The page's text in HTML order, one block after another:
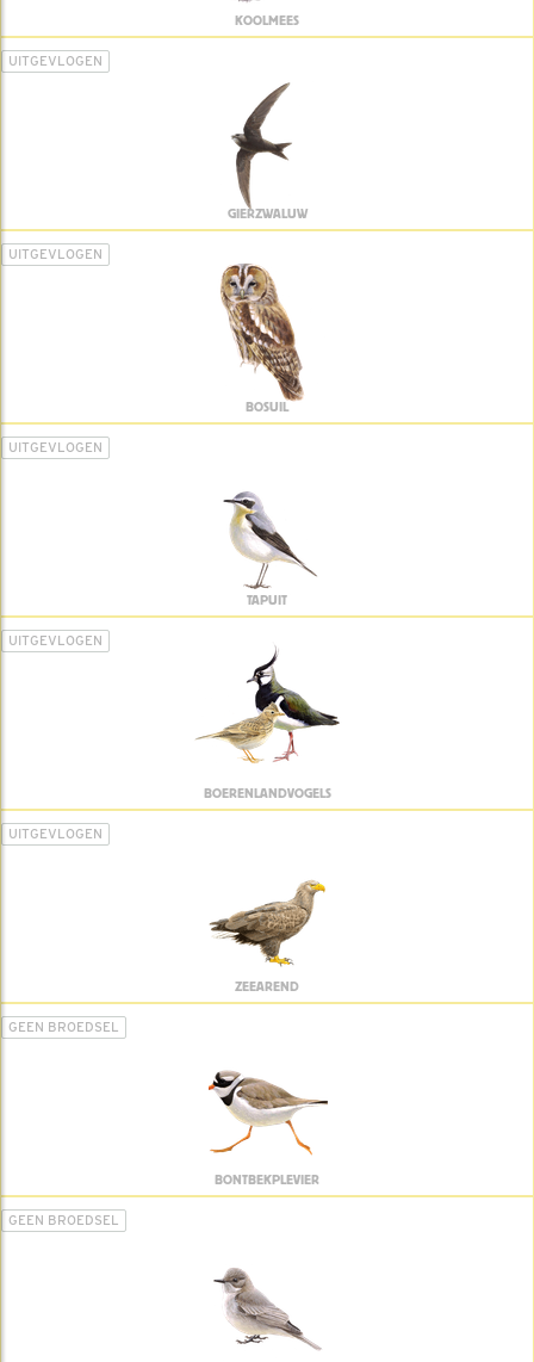
KOOLMEES
UITGEVLOGEN
GIERZWALUW
UITGEVLOGEN
BOSUIL
UITGEVLOGEN
TAPUIT
UITGEVLOGEN
BOERENLANDVOGELS
UITGEVLOGEN
ZEEAREND
GEEN BROEDSEL
BONTBEKPLEVIER
GEEN BROEDSEL